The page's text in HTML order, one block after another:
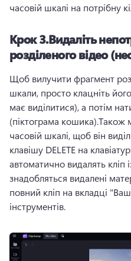
часовій шкалі на потрібну
Крок 3.Видаліть
розділеного відео
Щоб вилучити фрагмент
шкали, просто клацніть
має виділитися), а потім
(піктограма кошика).Також
часовій шкалі, щоб він
клавішу DELETE на
автоматично видалять кліп
знадобляться видалені
повний кліп на вкладці
інструментів.